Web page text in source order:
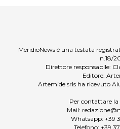
MeridioNews è una testata
n.18/
Direttore responsabile:
Editore:
Artemide srls ha ricevuto
Per contattare la
Mail:
Whatsapp: +39
Telefono: +39